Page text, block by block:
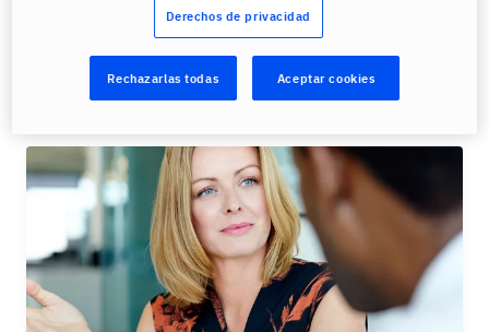
multimedia que fortalecen nuestra enseñanza.
Conoce más
Derechos de privacidad
Rechazarlas todas Aceptar cookies